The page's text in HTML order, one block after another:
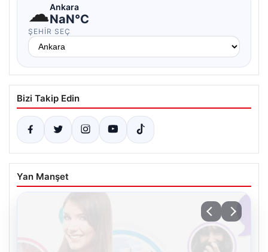
☁Ankara
NaN°C
ŞEHIR SEÇ
Bizi Takip Edin
Yan Manşet